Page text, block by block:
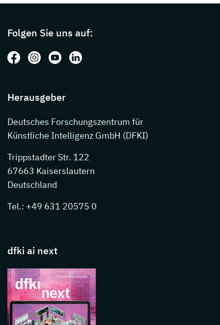
Folgen Sie uns auf:
Folgen Sie uns auf: Facebook
Folgen Sie uns auf: Instagram
Folgen Sie uns auf: Youtube
Folgen Sie uns auf: LinkedIn
Herausgeber
Deutsches Forschungszentrum für
Künstliche Intelligenz GmbH (DFKI)
Trippstadter Str. 122
67663 Kaiserslautern
Deutschland
Tel.: +49 631 20575 0
dfki ai next